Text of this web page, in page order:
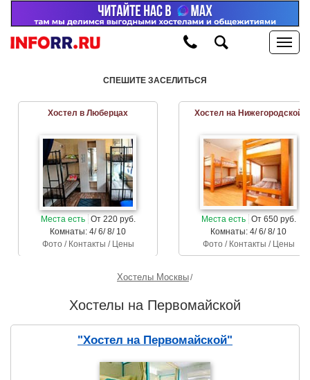
СПЕШИТЕ ЗАСЕЛИТЬСЯ
Хостел в Люберцах
Места есть От 220 руб.
Комнаты: 4/ 6/ 8/ 10
Фото / Контакты / Цены
Хостел на Нижегородской
Места есть От 650 руб.
Комнаты: 4/ 6/ 8/ 10
Фото / Контакты / Цены
Хостелы Москвы
Хостелы на Первомайской
"Хостел на Первомайской"